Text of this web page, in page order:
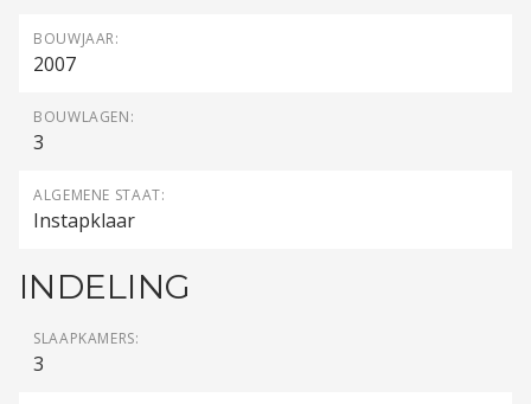
BOUWJAAR:
2007
BOUWLAGEN:
3
ALGEMENE STAAT:
Instapklaar
INDELING
SLAAPKAMERS:
3